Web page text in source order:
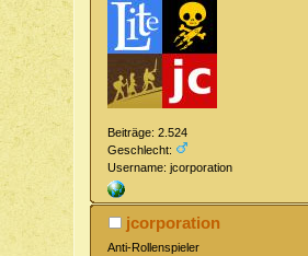
Beiträge: 2.524
Geschlecht:
Username: jcorporation
jcorporation
Anti-Rollenspieler